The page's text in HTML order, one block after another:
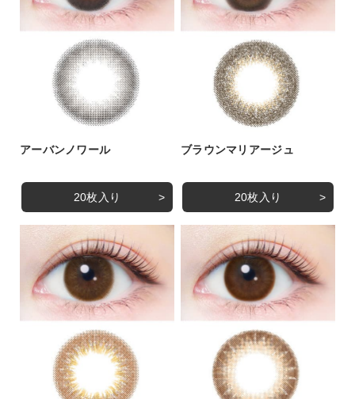
アーバンノワール
20枚入り
ブラウンマリアージュ
20枚入り